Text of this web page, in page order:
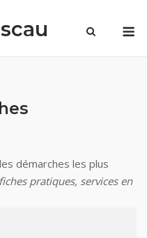
démarches les plus
fiches pratiques, services en